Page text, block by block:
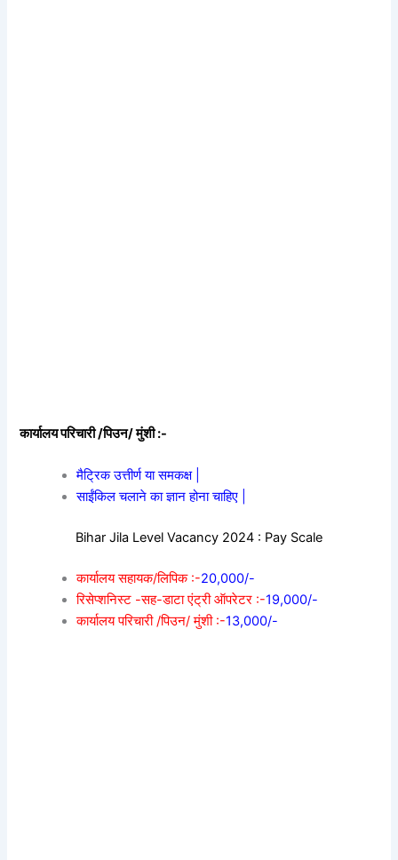
कार्यालय परिचारी /पिउन/ मुंशी :-
मैट्रिक उत्तीर्ण या समकक्ष |
साईंकिल चलाने का ज्ञान होना चाहिए |
Bihar Jila Level Vacancy 2024 : Pay Scale
कार्यालय सहायक/लिपिक :-20,000/-
रिसेप्शनिस्ट -सह-डाटा एंट्री ऑपरेटर :-19,000/-
कार्यालय परिचारी /पिउन/ मुंशी :-13,000/-